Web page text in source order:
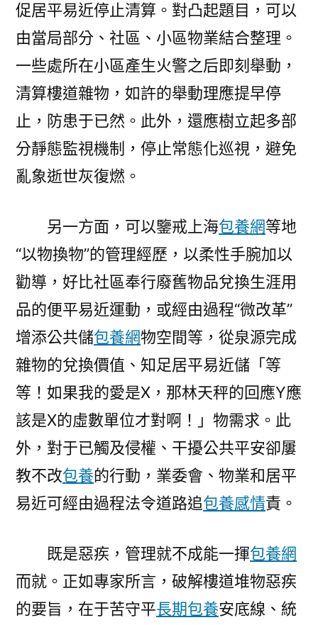
促居平易近停止清算。對凸起題目，可以
由當局部分、社區、小區物業結合整理。
一些處所在小區產生火警之后即刻舉動，
清算樓道雜物，如許的舉動理應提早停
止，防患于已然。此外，還應樹立起多部
分靜態監視機制，停止常態化巡視，避免
亂象逝世灰復燃。
另一方面，可以鑒戒上海包養網等地
“以物換物”的管理經歷，以柔性手腕加以
勸導，好比社區奉行廢舊物品兌換生涯用
品的便平易近運動，或經由過程“微改革”
增添公共儲包養網物空間等，從泉源完成
雜物的兌換價值、知足居平易近儲「等
等！如果我的愛是X，那林天秤的回應Y應
該是X的虛數單位才對啊！」物需求。此
外，對于已觸及侵權、干擾公共平安卻屢
教不改包養的行動，業委會、物業和居平
易近可經由過程法令道路追包養感情責。
既是惡疾，管理就不成能一揮包養網
而就。正如專家所言，破解樓道堆物惡疾
的要旨，在于苦守平長期包養安底線、統